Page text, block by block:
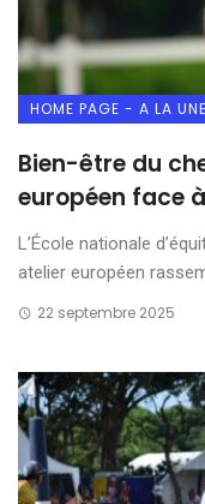
HOME PAGE - A LA UNE
Bien-être du
européen face
L’École nationale
atelier européen
22 septembre 2025